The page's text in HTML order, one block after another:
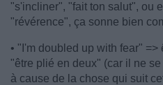
"s'incliner", "fait ton salut", ou
"révérence", ça sonne bien
• "I'm doubled up with fear"
"être plié en deux" (car il ne
à cause de la chose qui suit